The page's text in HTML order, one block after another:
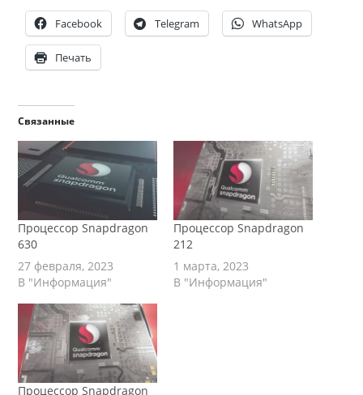
Facebook Telegram WhatsApp
Печать
Связанные
Процессор Snapdragon
630
27 февраля, 2023
В "Информация"
Процессор Snapdragon
212
1 марта, 2023
В "Информация"
Процессор Snapdragon